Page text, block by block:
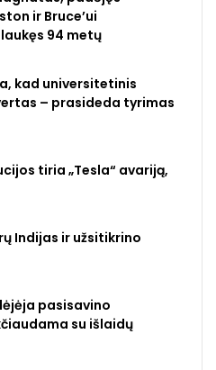
ir Bruce’ui
94 metų
kad universitetinis
– prasideda tyrimas
tiria „Tesla“ avariją,
Indijas ir užsitikrino
pasisavino
su išlaidų